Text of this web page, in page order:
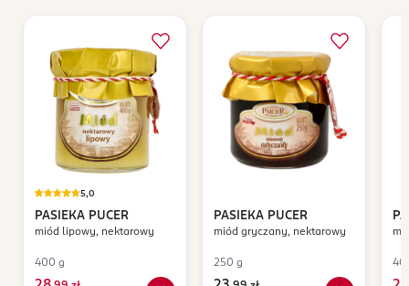
5,0
PASIEKA PUCER
miód lipowy, nektarowy
400 g
PASIEKA PUCER
miód gryczany, nektarowy
250 g